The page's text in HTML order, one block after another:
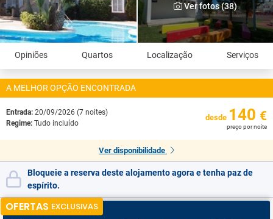
Ver fotos (38)
Opiniões Quartos Localização Serviços
A MELHOR OPÇÃO ENCONTRADA
Entrada: 20/09/2026 (7 noites)
Regime: Tudo incluído
desde 140 €
preço por noite
Ver disponibilidade
Bloqueie a reserva deste alojamento agora e tenha paz de
espírito.
OFERTAS EXCLUSIVAS